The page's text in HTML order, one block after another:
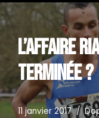
contenu
L’AFFAIRE
TERMINÉE ?
11 janvier 2017